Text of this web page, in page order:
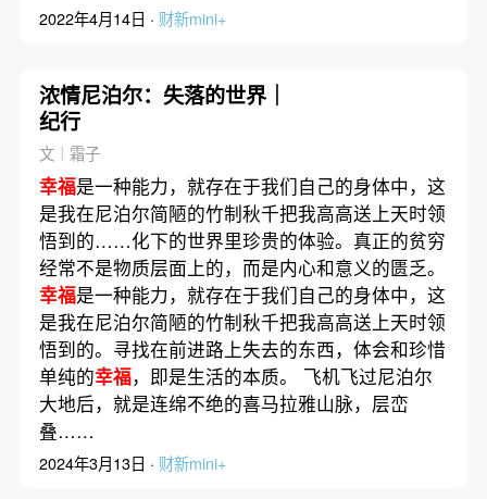
2022年4月14日 · 财新mini+
浓情尼泊尔：失落的世界｜
纪行
文｜霜子
幸福是一种能力，就存在于我们自己的身体中，这
是我在尼泊尔简陋的竹制秋千把我高高送上天时领
悟到的……化下的世界里珍贵的体验。真正的贫穷
经常不是物质层面上的，而是内心和意义的匮乏。
幸福是一种能力，就存在于我们自己的身体中，这
是我在尼泊尔简陋的竹制秋千把我高高送上天时领
悟到的。寻找在前进路上失去的东西，体会和珍惜
单纯的幸福，即是生活的本质。 飞机飞过尼泊尔
大地后，就是连绵不绝的喜马拉雅山脉，层峦
叠……
2024年3月13日 · 财新mini+